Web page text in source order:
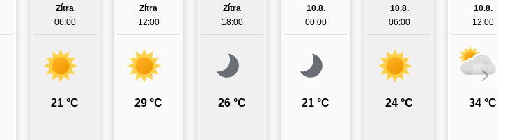
Zítra
06:00
21 °C
Zítra
12:00
29 °C
Zítra
18:00
26 °C
10.8.
00:00
21 °C
10.8.
06:00
24 °C
10.8.
12:00
34 °C